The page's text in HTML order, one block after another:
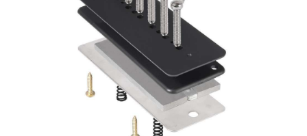
Оформление заказа
Подтверждение заказа